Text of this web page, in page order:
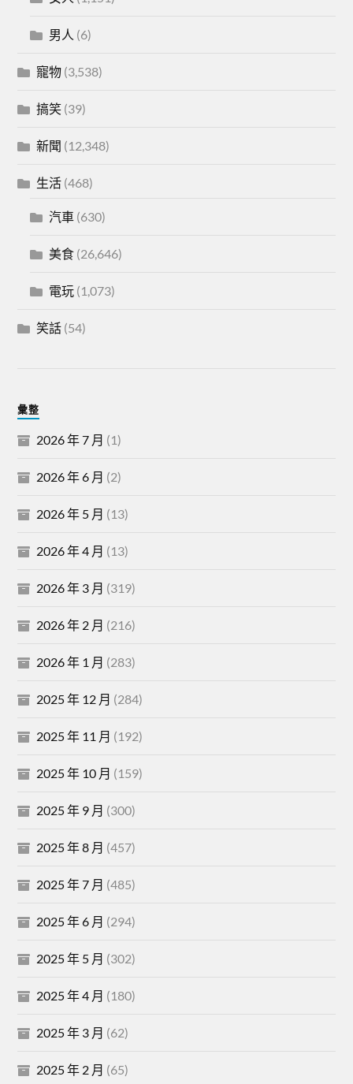
男人 (6)
寵物 (3,538)
搞笑 (39)
新聞 (12,348)
生活 (468)
汽車 (630)
美食 (26,646)
電玩 (1,073)
笑話 (54)
彙整
2026 年 7 月 (1)
2026 年 6 月 (2)
2026 年 5 月 (13)
2026 年 4 月 (13)
2026 年 3 月 (319)
2026 年 2 月 (216)
2026 年 1 月 (283)
2025 年 12 月 (284)
2025 年 11 月 (192)
2025 年 10 月 (159)
2025 年 9 月 (300)
2025 年 8 月 (457)
2025 年 7 月 (485)
2025 年 6 月 (294)
2025 年 5 月 (302)
2025 年 4 月 (180)
2025 年 3 月 (62)
2025 年 2 月 (65)